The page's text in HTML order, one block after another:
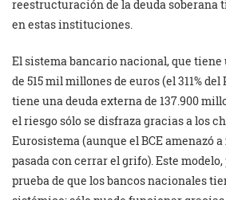
reestructuración de la deuda soberana
en estas instituciones.
El sistema bancario nacional, que tiene
de 515 mil millones de euros (el 311% del
tiene una deuda externa de 137.900
el riesgo sólo se disfraza gracias a los
Eurosistema (aunque el BCE amenazó
pasada con cerrar el grifo). Este
prueba de que los bancos nacionales